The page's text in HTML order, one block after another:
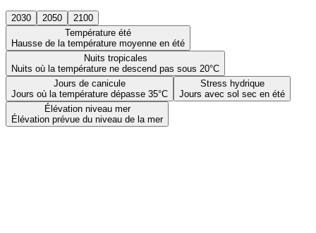
2030 2050
2100
Température été
Hausse de la température moyenne en été
Nuits tropicales
Nuits où la température ne descend pas sous 20°C
Jours de canicule
Jours où la température dépasse 35°C
Stress hydrique
Jours avec sol sec en été
Élévation niveau mer
Élévation prévue du niveau de la mer